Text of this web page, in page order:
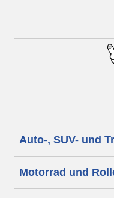
Auto-, SUV- und
Motorrad und